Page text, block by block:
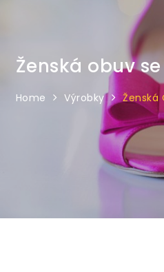
Ženská obuv
Home Výrobky Ženská